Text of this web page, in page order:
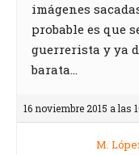
imágenes
probable es que
guerrerista y ya
barata…
16 noviembre 2015 a las
M.